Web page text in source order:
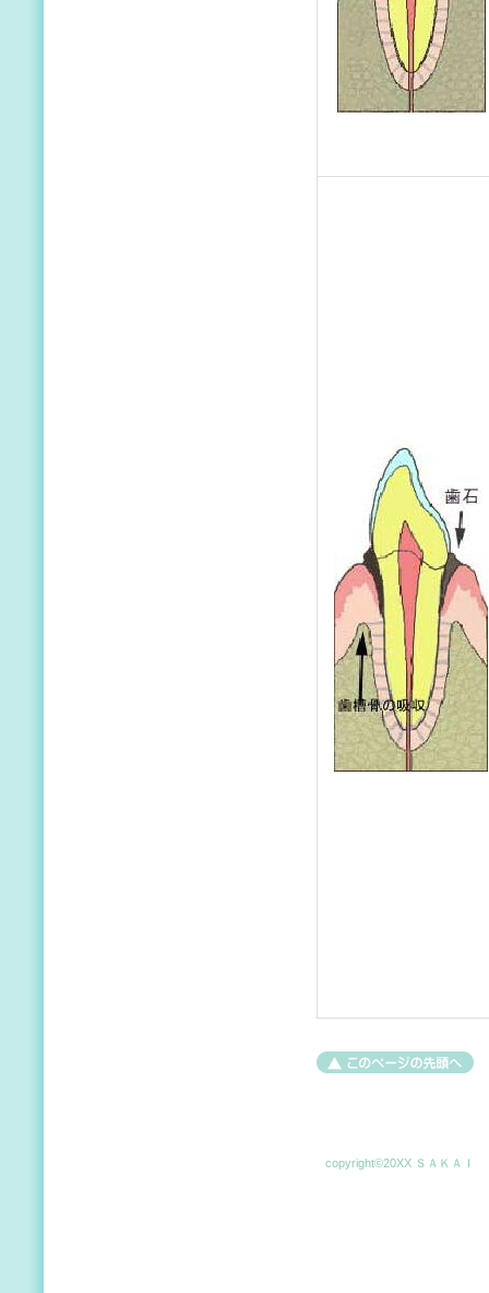
copyright©20XX ＳＡＫＡＩ